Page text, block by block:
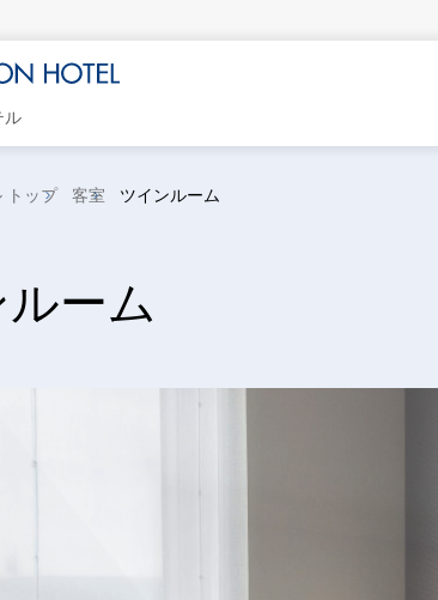
ル
トップ 客室 ツインルーム
ーム